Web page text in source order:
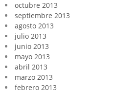
octubre 2013
septiembre 2013
agosto 2013
julio 2013
junio 2013
mayo 2013
abril 2013
marzo 2013
febrero 2013